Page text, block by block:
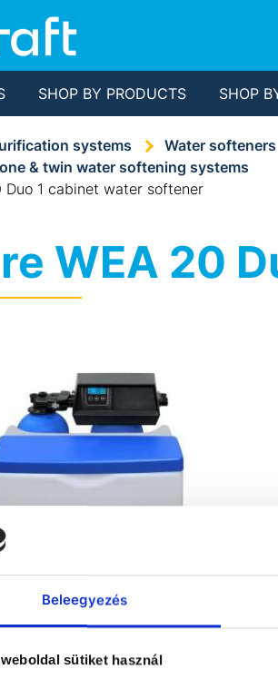
Beleegyezés
weboldal sütiket használ
SHOP BY PRODUCTS SHOP
systems
Water softeners
& twin water softening systems
Duo 1 cabinet water softener
WEA 20